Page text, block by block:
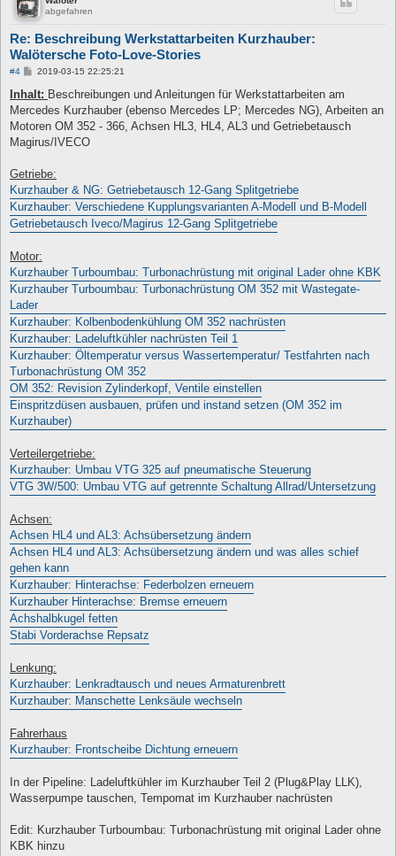
abgefahren
Re: Beschreibung Werkstattarbeiten Kurzhauber:
Walötersche Foto-Love-Stories
#4
B
i
t
r
a
2019-03-15 22:25:21
Inhalt: Beschreibungen und Anleitungen für Werkstattarbeiten am
Mercedes Kurzhauber (ebenso Mercedes LP; Mercedes NG), Arbeiten an
Motoren OM 352 - 366, Achsen HL3, HL4, AL3 und Getriebetausch
Magirus/IVECO
Getriebe:
Kurzhauber & NG: Getriebetausch 12-Gang Splitgetriebe
Kurzhauber: Verschiedene Kupplungsvarianten A-Modell und B-Modell
Getriebetausch Iveco/Magirus 12-Gang Splitgetriebe
Motor:
Kurzhauber Turboumbau: Turbonachrüstung mit original Lader ohne KBK
Kurzhauber Turboumbau: Turbonachrüstung OM 352 mit Wastegate-
Lader
Kurzhauber: Kolbenbodenkühlung OM 352 nachrüsten
Kurzhauber: Ladeluftkühler nachrüsten Teil 1
Kurzhauber: Öltemperatur versus Wassertemperatur/ Testfahrten nach
Turbonachrüstung OM 352
OM 352: Revision Zylinderkopf, Ventile einstellen
Einspritzdüsen ausbauen, prüfen und instand setzen (OM 352 im
Kurzhauber)
Verteilergetriebe:
Kurzhauber: Umbau VTG 325 auf pneumatische Steuerung
VTG 3W/500: Umbau VTG auf getrennte Schaltung Allrad/Untersetzung
Achsen:
Achsen HL4 und AL3: Achsübersetzung ändern
Achsen HL4 und AL3: Achsübersetzung ändern und was alles schief
gehen kann
Kurzhauber: Hinterachse: Federbolzen erneuern
Kurzhauber Hinterachse: Bremse erneuern
Achshalbkugel fetten
Stabi Vorderachse Repsatz
Lenkung:
Kurzhauber: Lenkradtausch und neues Armaturenbrett
Kurzhauber: Manschette Lenksäule wechseln
Fahrerhaus
Kurzhauber: Frontscheibe Dichtung erneuern
In der Pipeline: Ladeluftkühler im Kurzhauber Teil 2 (Plug&Play LLK),
Wasserpumpe tauschen, Tempomat im Kurzhauber nachrüsten
Edit: Kurzhauber Turboumbau: Turbonachrüstung mit original Lader ohne
KBK hinzu